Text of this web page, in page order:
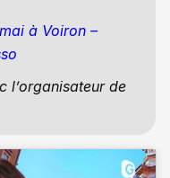
à Voiron –
l’organisateur de